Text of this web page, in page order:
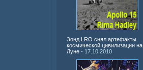
Зонд LRO снял артефакты
космической цивилизации на
Луне - 17.10.2010